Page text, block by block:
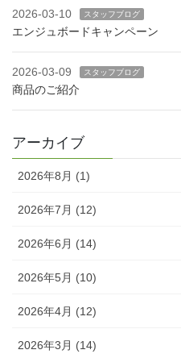
2026-03-10 スタッフブログ
エンジュボードキャンペーン
2026-03-09 スタッフブログ
商品のご紹介
アーカイブ
2026年8月 (1)
2026年7月 (12)
2026年6月 (14)
2026年5月 (10)
2026年4月 (12)
2026年3月 (14)